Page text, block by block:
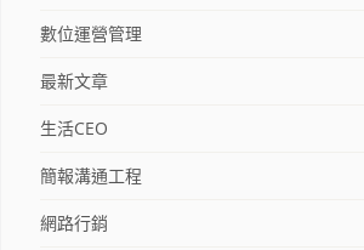
數位運營管理
最新文章
生活CEO
簡報溝通工程
網路行銷